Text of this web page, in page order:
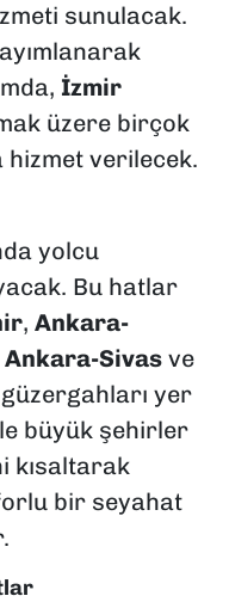
sunulacak.
İzmir
üzere birçok
hizmet verilecek.
yolcu
Bu hatlar
, Ankara-
Ankara-Sivasve
güzergahları yer
büyük şehirler
kısaltarak
bir seyahat